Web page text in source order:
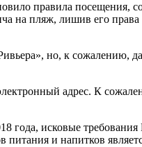
правила посещения,
на пляж, лишив его
но, к сожалению,
адрес. К
года, исковые
питания и напитков